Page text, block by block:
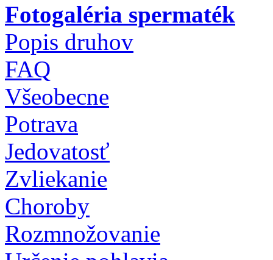
Fotogaléria spermaték
Popis druhov
FAQ
Všeobecne
Potrava
Jedovatosť
Zvliekanie
Choroby
Rozmnožovanie